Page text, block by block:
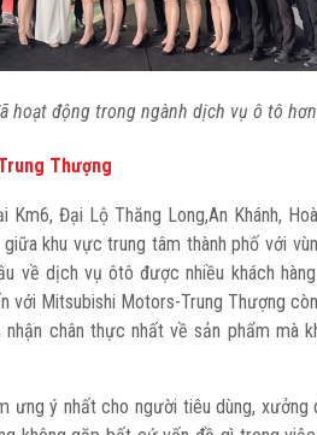
hoạt động trong ngành dịch vụ ô tô
Thượng
Đại Lộ Thăng Long,An Khánh,
khu vực trung tâm thành phố với
về dịch vụ ôtô được nhiều khách
với Mitsubishi Motors-Trung Thượng
chân thực nhất về sản phẩm mà
ưng ý nhất cho người tiêu dùng,